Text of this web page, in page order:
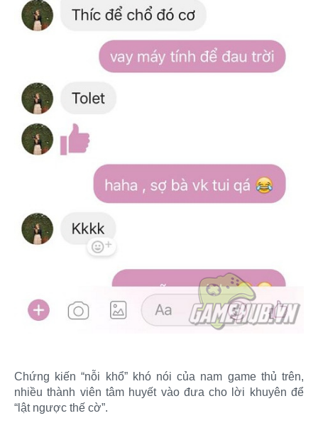
Chứng kiến “nỗi khổ” khó nói của nam game thủ trên,
nhiều thành viên tâm huyết vào đưa cho lời khuyên để
“lật ngược thế cờ”.